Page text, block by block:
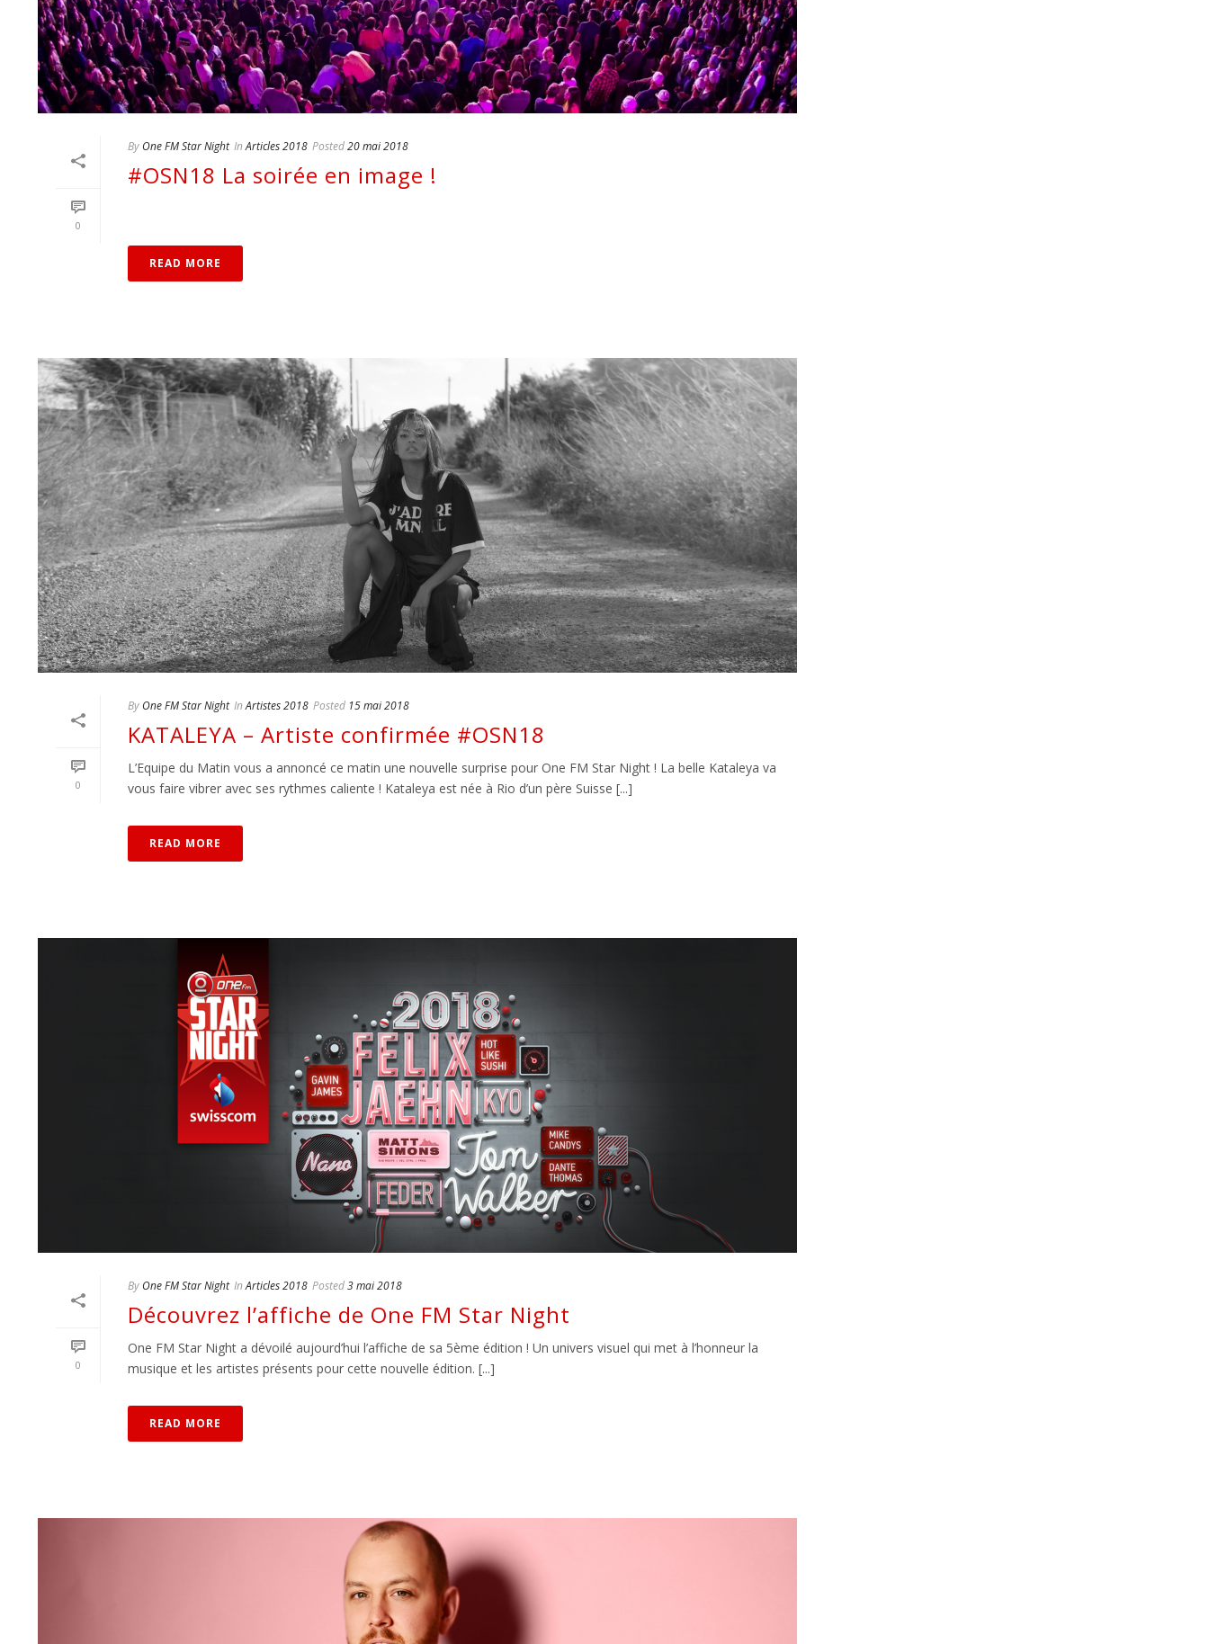
0
By One FM Star Night In Articles 2018 Posted20 mai 2018
#OSN18 La soirée en image !
READ MORE
0
By One FM Star Night In Artistes 2018 Posted 15 mai 2018
KATALEYA – Artiste confirmée #OSN18
L’Equipe du Matin vous a annoncé ce matin une nouvelle surprise pour One FM Star Night ! La belle Kataleya va
vous faire vibrer avec ses rythmes caliente ! Kataleya est née à Rio d’un père Suisse [...]
READ MORE
0
By One FM Star Night In Articles 2018 Posted3 mai 2018
Découvrez l’affiche de One FM Star Night
One FM Star Night a dévoilé aujourd’hui l’affiche de sa 5ème édition ! Un univers visuel qui met à l’honneur la
musique et les artistes présents pour cette nouvelle édition. [...]
READ MORE